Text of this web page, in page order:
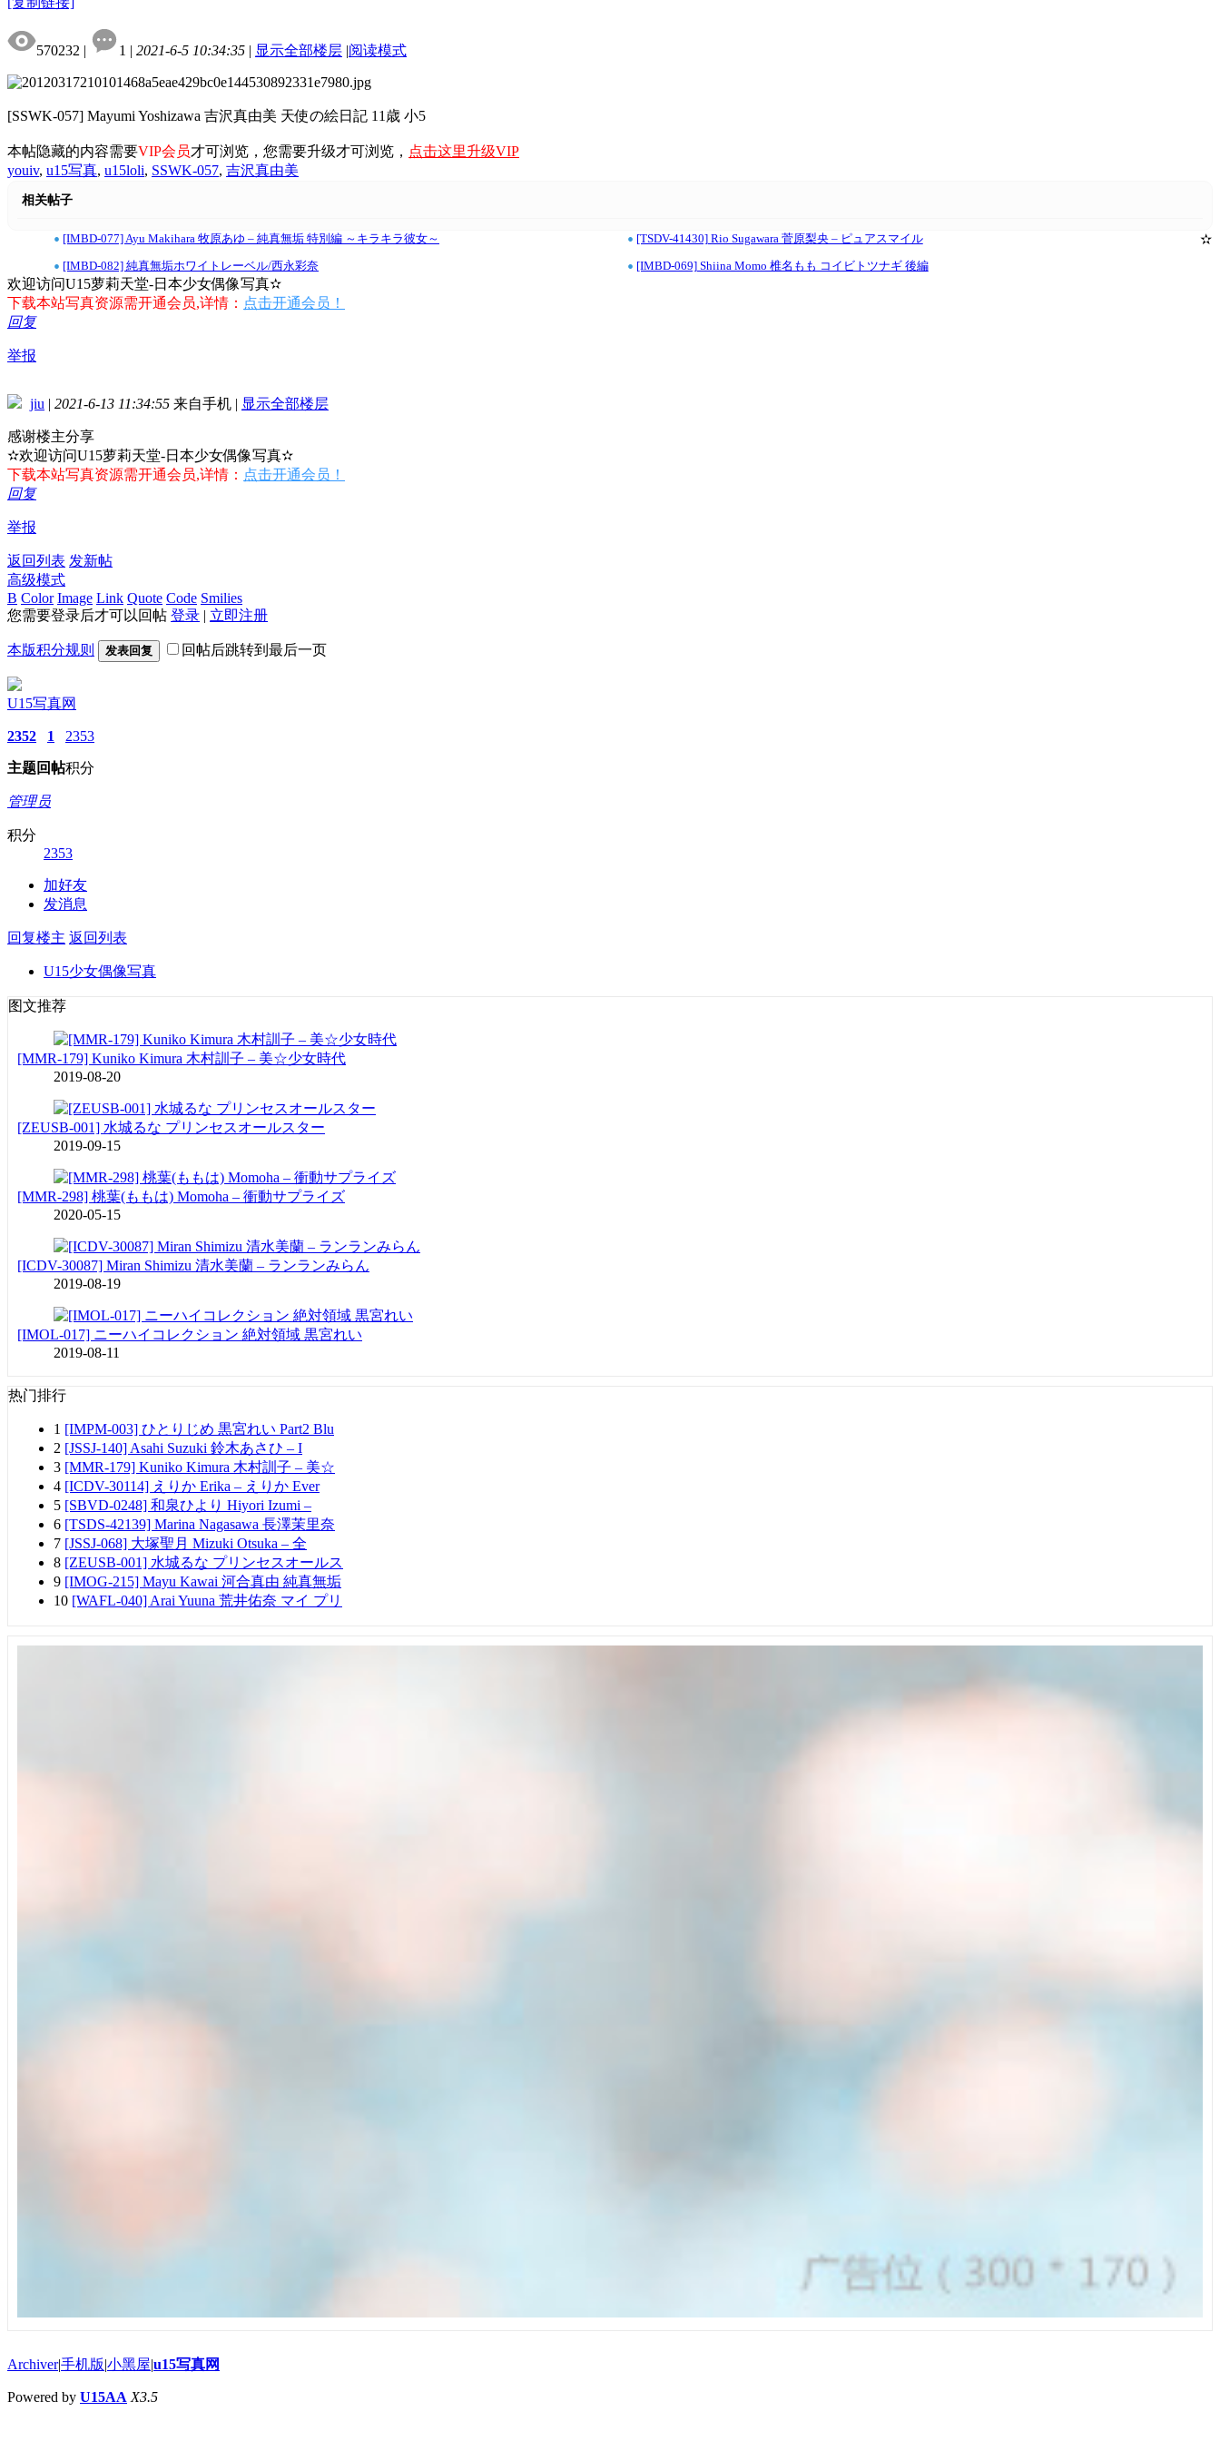
570232 | 1 | 2021-6-5 10:34:35 | 显示全部楼层 |阅读模式
[SSWK-057] Mayumi Yoshizawa 吉沢真由美 天使の絵日記 11歳 小5
本帖隐藏的内容需要VIP会员才可浏览，您需要升级才可浏览， 点击这里升级VIP
youiv, u15写真, u15loli, SSWK-057, 吉沢真由美
相关帖子
• [IMBD-077] Ayu Makihara 牧原あゆ – 純真無垢 特別編 ～キラキラ彼女～ • [TSDV-41430] Rio Sugawara 菅原梨央 – ピュアスマイル
• [IMBD-082] 純真無垢ホワイトレーベル/西永彩奈 • [IMBD-069] Shiina Momo 椎名もも コイビトツナギ 後編
✫
欢迎访问U15萝莉天堂-日本少女偶像写真✫
下载本站写真资源需开通会员,详情： 点击开通会员！
回复
举报
jiu | 2021-6-13 11:34:55 来自手机 | 显示全部楼层
感谢楼主分享
✫欢迎访问U15萝莉天堂-日本少女偶像写真✫
下载本站写真资源需开通会员,详情： 点击开通会员！
回复
举报
返回列表 发新帖
高级模式
B Color Image Link Quote Code Smilies
您需要登录后才可以回帖 登录 | 立即注册
本版积分规则 发表回复 回帖后跳转到最后一页
U15写真网
2352
主题
1
回帖
2353
积分
管理员
积分
2353
加好友
发消息
回复楼主 返回列表
U15少女偶像写真
图文推荐
[MMR-179] Kuniko Kimura 木村訓子 – 美☆少女時代
2019-08-20
[ZEUSB-001] 水城るな プリンセスオールスター
2019-09-15
[MMR-298] 桃葉(ももは) Momoha – 衝動サプライズ
2020-05-15
[ICDV-30087] Miran Shimizu 清水美蘭 – ランランみらん
2019-08-19
[IMOL-017] ニーハイコレクション 絶対領域 黒宮れい
2019-08-11
热门排行
1 [IMPM-003] ひとりじめ 黒宮れい Part2 Blu
2 [JSSJ-140] Asahi Suzuki 鈴木あさひ – I
3 [MMR-179] Kuniko Kimura 木村訓子 – 美☆
4 [ICDV-30114] えりか Erika – えりか Ever
5 [SBVD-0248] 和泉ひより Hiyori Izumi –
6 [TSDS-42139] Marina Nagasawa 長澤茉里奈
7 [JSSJ-068] 大塚聖月 Mizuki Otsuka – 全
8 [ZEUSB-001] 水城るな プリンセスオールス
9 [IMOG-215] Mayu Kawai 河合真由 純真無垢
10 [WAFL-040] Arai Yuuna 荒井佑奈 マイ プリ
Archiver|手机版|小黑屋|u15写真网
Powered by U15AA X3.5